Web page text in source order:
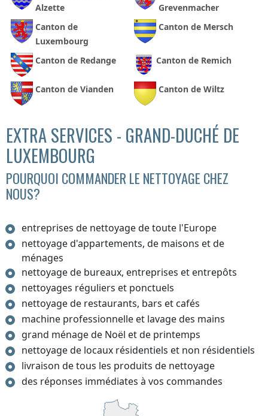
Alzette
Grevenmacher
Canton de
Luxembourg
Canton de Mersch
Canton de Redange Canton de Remich
Canton de Vianden Canton de Wiltz
EXTRA SERVICES - GRAND-DUCHÉ DE
LUXEMBOURG
POURQUOI COMMANDER LE NETTOYAGE CHEZ
NOUS?
entreprises de nettoyage de toute l'Europe
nettoyage d'appartements, de maisons et de
ménages
nettoyage de bureaux, entreprises et entrepôts
nettoyages réguliers et ponctuels
nettoyage de restaurants, bars et cafés
machine professionnelle et lavage des mains
grand ménage de Noël et de printemps
nettoyage de locaux résidentiels et non résidentiels
livraison de tous les produits de nettoyage
des réponses immédiates à vos commandes